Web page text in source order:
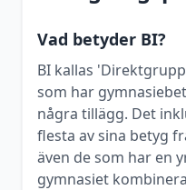
Vad betyder BI?
BI kallas
som har
några tillägg. Det
flesta av sina betyg
även de som har en
gymnasiet